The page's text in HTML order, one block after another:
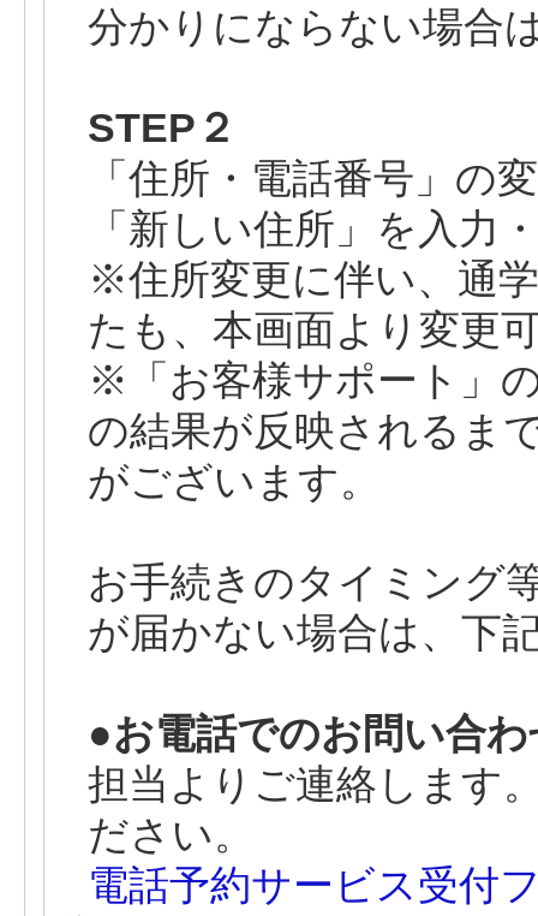
分かりにならない場合
STEP２
「住所・電話番号」の
「新しい住所」を入力
※住所変更に伴い、通
たも、本画面より変更
※「お客様サポート」
の結果が反映されるま
がございます。
お手続きのタイミング
が届かない場合は、下
●お電話でのお問い合
担当よりご連絡します
ださい。
電話予約サービス受付